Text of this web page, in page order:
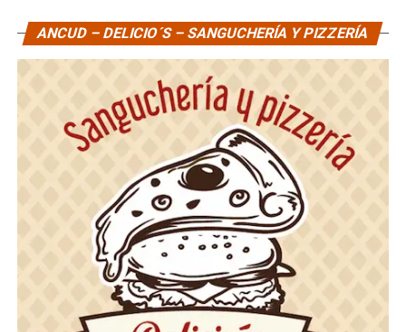
ANCUD – DELICIO´S – SANGUCHERÍA Y PIZZERÍA